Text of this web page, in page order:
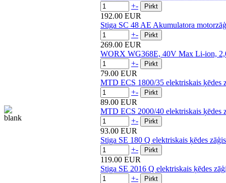
+-
192.00 EUR
Stiga SC 48 AE Akumulatora
+-
269.00 EUR
WORX WG368E, 40V Max Li-ion,
+-
79.00 EUR
MTD ECS 1800/35 elektriskais ķēdes
+-
89.00 EUR
MTD ECS 2000/40 elektriskais ķēdes
+-
93.00 EUR
Stiga SE 180 Q elektriskais ķēdes zāģis
+-
119.00 EUR
Stiga SE 2016 Q elektriskais ķēdes
+-